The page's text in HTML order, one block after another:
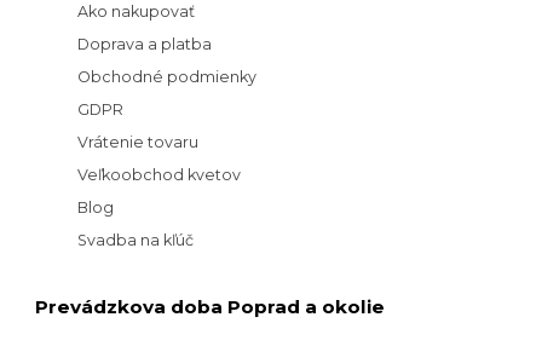
Ako nakupovať
Doprava a platba
Obchodné podmienky
GDPR
Vrátenie tovaru
Veľkoobchod kvetov
Blog
Svadba na kľúč
Prevádzkova doba Poprad a okolie